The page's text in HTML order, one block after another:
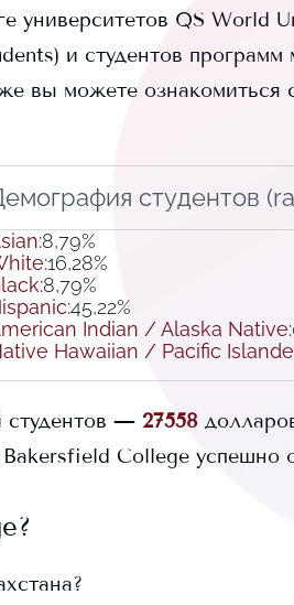
университетов QS World
и студентов
вы можете ознакомиться
студентов
:8,79%
:16,28%
:8,79%
:45,22%
Indian / Alaska Native:
Hawaiian / Pacific
студентов — 27558
Bakersfield College успешно
?